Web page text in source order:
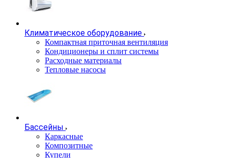
Климатическое оборудование
Компактная приточная вентиляция
Кондиционеры и сплит системы
Расходные материалы
Тепловые насосы
Бассейны
Каркасные
Композитные
Купели